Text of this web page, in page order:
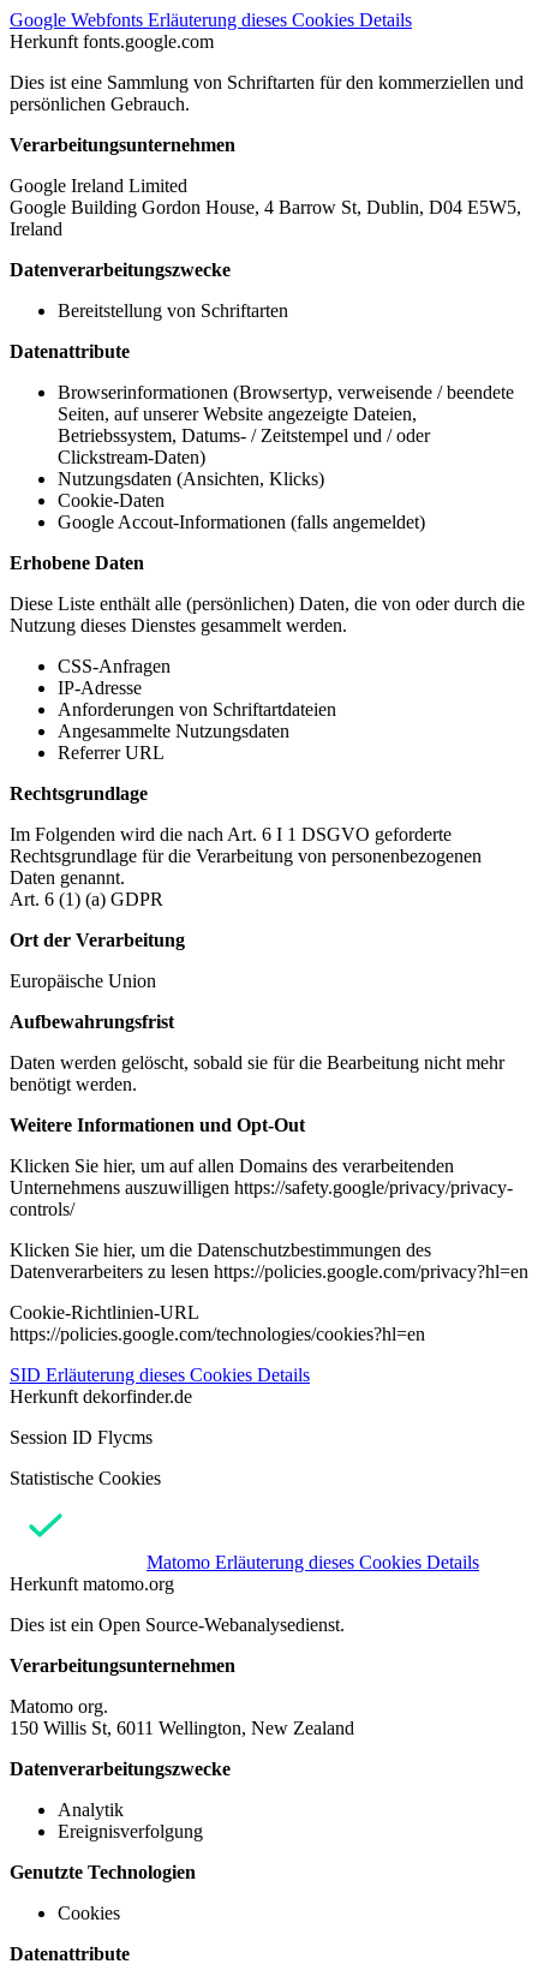
Google Webfonts Erläuterung dieses Cookies Details
Herkunft fonts.google.com
Dies ist eine Sammlung von Schriftarten für den kommerziellen und
persönlichen Gebrauch.
Verarbeitungsunternehmen
Google Ireland Limited
Google Building Gordon House, 4 Barrow St, Dublin, D04 E5W5,
Ireland
Datenverarbeitungszwecke
Bereitstellung von Schriftarten
Datenattribute
Browserinformationen (Browsertyp, verweisende / beendete
Seiten, auf unserer Website angezeigte Dateien,
Betriebssystem, Datums- / Zeitstempel und / oder
Clickstream-Daten)
Nutzungsdaten (Ansichten, Klicks)
Cookie-Daten
Google Accout-Informationen (falls angemeldet)
Erhobene Daten
Diese Liste enthält alle (persönlichen) Daten, die von oder durch die
Nutzung dieses Dienstes gesammelt werden.
CSS-Anfragen
IP-Adresse
Anforderungen von Schriftartdateien
Angesammelte Nutzungsdaten
Referrer URL
Rechtsgrundlage
Im Folgenden wird die nach Art. 6 I 1 DSGVO geforderte
Rechtsgrundlage für die Verarbeitung von personenbezogenen
Daten genannt.
Art. 6 (1) (a) GDPR
Ort der Verarbeitung
Europäische Union
Aufbewahrungsfrist
Daten werden gelöscht, sobald sie für die Bearbeitung nicht mehr
benötigt werden.
Weitere Informationen und Opt-Out
Klicken Sie hier, um auf allen Domains des verarbeitenden
Unternehmens auszuwilligen https://safety.google/privacy/privacy-
controls/
Klicken Sie hier, um die Datenschutzbestimmungen des
Datenverarbeiters zu lesen https://policies.google.com/privacy?hl=en
Cookie-Richtlinien-URL
https://policies.google.com/technologies/cookies?hl=en
SID Erläuterung dieses Cookies Details
Herkunft dekorfinder.de
Session ID Flycms
Statistische Cookies
Matomo Erläuterung dieses Cookies Details
Herkunft matomo.org
Dies ist ein Open Source-Webanalysedienst.
Verarbeitungsunternehmen
Matomo org.
150 Willis St, 6011 Wellington, New Zealand
Datenverarbeitungszwecke
Analytik
Ereignisverfolgung
Genutzte Technologien
Cookies
Datenattribute